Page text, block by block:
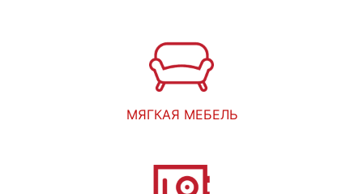
МЯГКАЯ МЕБЕЛЬ